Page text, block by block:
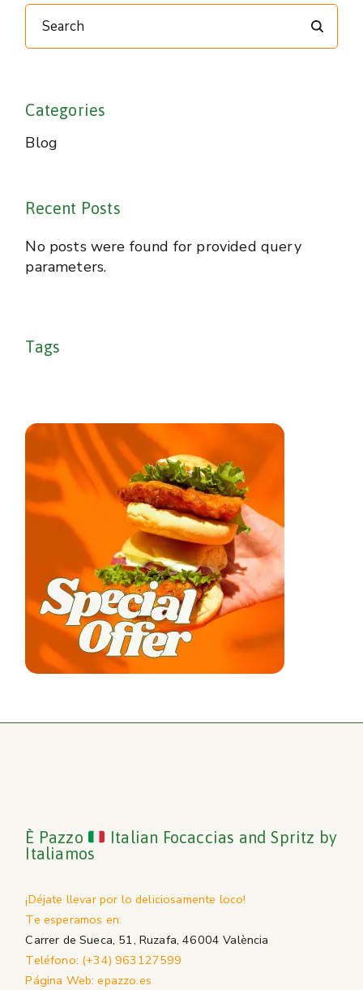
Search
Categories
Blog
Recent Posts
No posts were found for provided query
parameters.
Tags
È Pazzo
Italian Focaccias and Spritz by
Italiamos
¡Déjate llevar por lo deliciosamente loco!
Te esperamos en:
Carrer de Sueca, 51, Ruzafa, 46004 València
Teléfono: (+34) 963127599
Página Web: epazzo.es